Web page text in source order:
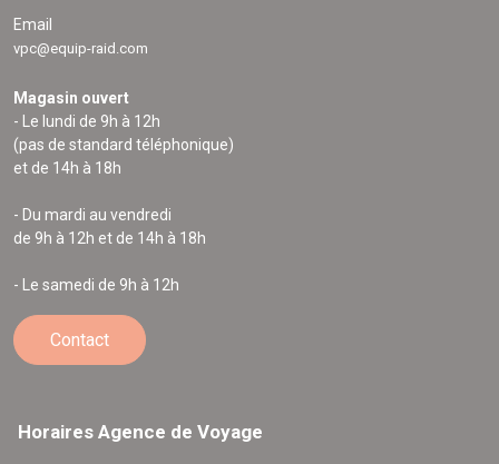
Email
vpc@equip-raid.com
Magasin ouvert
- Le lundi de 9h à 12h
(pas de standard téléphonique)
et de 14h à 18h
- Du mardi au vendredi
de 9h à 12h et de 14h à 18h
- Le samedi de 9h à 12h
Contact
Horaires Agence de Voyage